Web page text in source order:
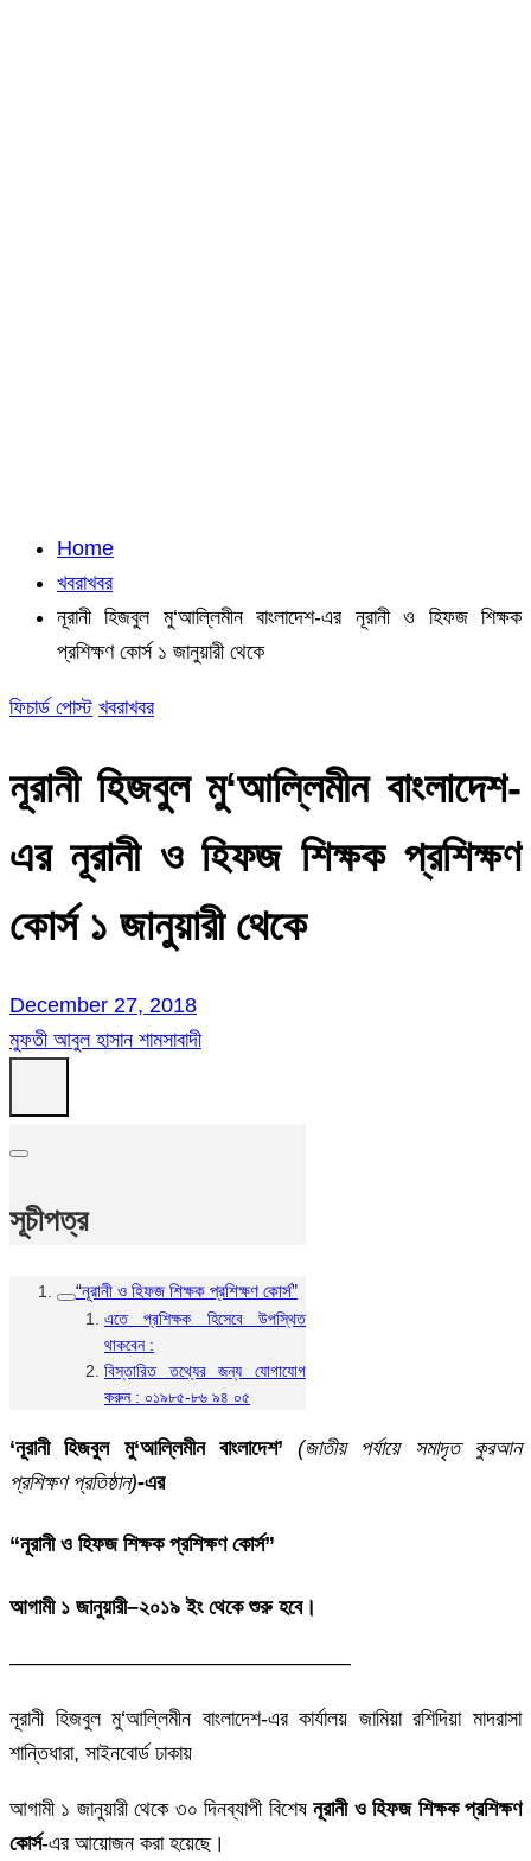
Home
খবরাখবর
নূরানী হিজবুল মু‘আল্লিমীন বাংলাদেশ-এর নূরানী ও হিফজ শিক্ষক
প্রশিক্ষণ কোর্স ১ জানুয়ারী থেকে
ফিচার্ড পোস্ট খবরাখবর
নূরানী হিজবুল মু‘আল্লিমীন বাংলাদেশ-
এর নূরানী ও হিফজ শিক্ষক প্রশিক্ষণ
কোর্স ১ জানুয়ারী থেকে
December 27, 2018
মুফতী আবুল হাসান শামসাবাদী
সূচীপত্র
“নূরানী ও হিফজ শিক্ষক প্রশিক্ষণ কোর্স”
এতে প্রশিক্ষক হিসেবে উপস্থিত
থাকবেন :
বিস্তারিত তথ্যের জন্য যোগাযোগ
করুন : ০১৯৮৫-৮৬ ৯৪ ০৫
‘নূরানী হিজবুল মু‘আল্লিমীন বাংলাদেশ’
(জাতীয় পর্যায়ে সমাদৃত কুরআন
প্রশিক্ষণ প্রতিষ্ঠান)-এর
“নূরানী ও হিফজ শিক্ষক প্রশিক্ষণ কোর্স”
আগামী ১ জানুয়ারী–২০১৯ ইং থেকে শুরু হবে।
————————————————
নূরানী হিজবুল মু‘আল্লিমীন বাংলাদেশ-এর কার্যালয় জামিয়া রশিদিয়া মাদরাসা
শান্তিধারা, সাইনবোর্ড ঢাকায়
আগামী ১ জানুয়ারী থেকে ৩০ দিনব্যাপী বিশেষনূরানী ও হিফজ শিক্ষক প্রশিক্ষণ
কোর্স-এর আয়োজন করা হয়েছে।